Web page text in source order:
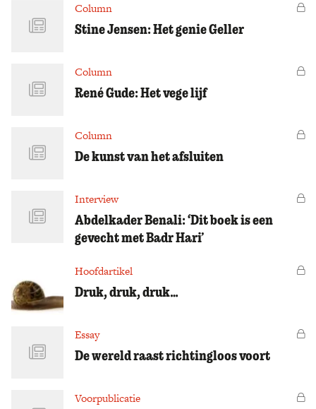
Column
Stine Jensen: Het genie Geller
Column
René Gude: Het vege lijf
Column
De kunst van het afsluiten
Interview
Abdelkader Benali: ‘Dit boek is een
gevecht met Badr Hari’
Hoofdartikel
Druk, druk, druk…
Essay
De wereld raast richtingloos voort
Voorpublicatie